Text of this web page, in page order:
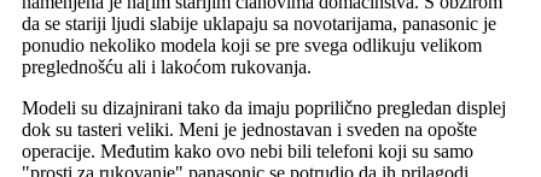
da se stariji ljudi slabije uklapaju sa novotarijama, panasonic je
ponudio nekoliko modela koji se pre svega odlikuju velikom
preglednošću ali i lakoćom rukovanja.
Modeli su dizajnirani tako da imaju poprilično pregledan displej
dok su tasteri veliki. Meni je jednostavan i sveden na opošte
operacije. Međutim kako ovo nebi bili telefoni koji su samo